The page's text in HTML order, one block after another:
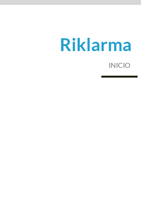
Saltar
Riklarma
INICIO